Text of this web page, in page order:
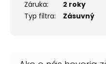
Záruka:
2 roky
Typ filtra: Zásuvný